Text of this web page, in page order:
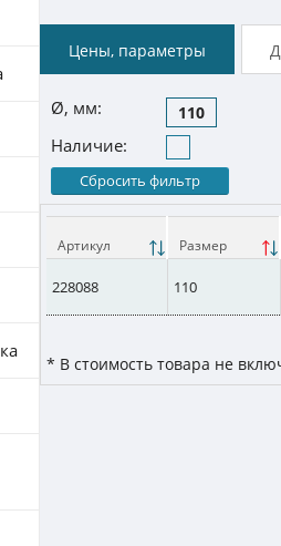
Цены, параметры
Ø, мм: 110
Наличие:
Сбросить фильтр
Артикул Размер
228088 110
* В стоимость товара не